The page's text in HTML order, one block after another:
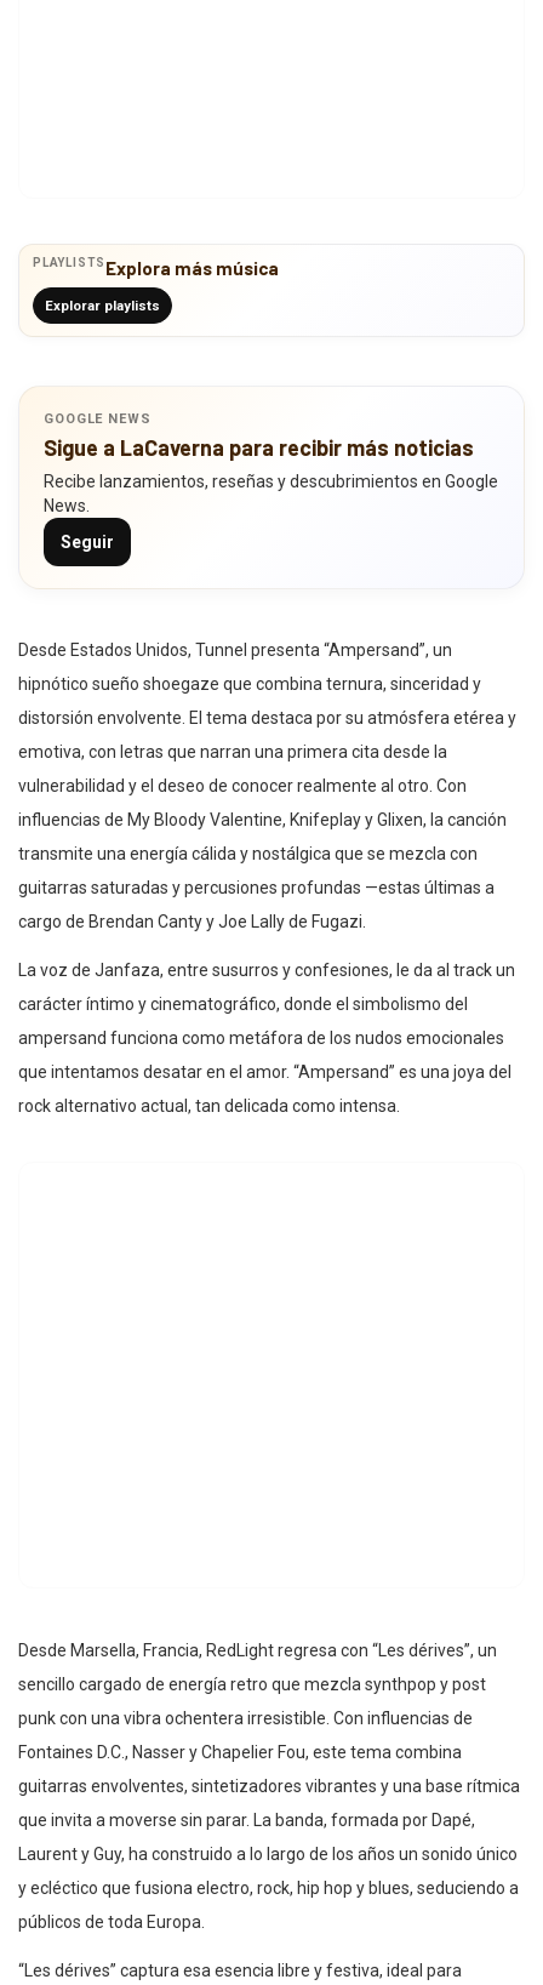
PLAYLISTS Explora más música
Explorar playlists
GOOGLE NEWS
Sigue a LaCaverna para recibir más noticias
Recibe lanzamientos, reseñas y descubrimientos en Google
News.
Seguir
Desde Estados Unidos, Tunnel presenta “Ampersand”, un
hipnótico sueño shoegaze que combina ternura, sinceridad y
distorsión envolvente. El tema destaca por su atmósfera etérea y
emotiva, con letras que narran una primera cita desde la
vulnerabilidad y el deseo de conocer realmente al otro. Con
influencias de My Bloody Valentine, Knifeplay y Glixen, la canción
transmite una energía cálida y nostálgica que se mezcla con
guitarras saturadas y percusiones profundas —estas últimas a
cargo de Brendan Canty y Joe Lally de Fugazi.
La voz de Janfaza, entre susurros y confesiones, le da al track un
carácter íntimo y cinematográfico, donde el simbolismo del
ampersand funciona como metáfora de los nudos emocionales
que intentamos desatar en el amor. “Ampersand” es una joya del
rock alternativo actual, tan delicada como intensa.
Desde Marsella, Francia, RedLight regresa con “Les dérives”, un
sencillo cargado de energía retro que mezcla synthpop y post
punk con una vibra ochentera irresistible. Con influencias de
Fontaines D.C., Nasser y Chapelier Fou, este tema combina
guitarras envolventes, sintetizadores vibrantes y una base rítmica
que invita a moverse sin parar. La banda, formada por Dapé,
Laurent y Guy, ha construido a lo largo de los años un sonido único
y ecléctico que fusiona electro, rock, hip hop y blues, seduciendo a
públicos de toda Europa.
“Les dérives” captura esa esencia libre y festiva, ideal para